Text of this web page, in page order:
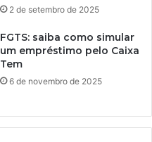
2 de setembro de 2025
FGTS: saiba como simular
um empréstimo pelo Caixa
Tem
6 de novembro de 2025